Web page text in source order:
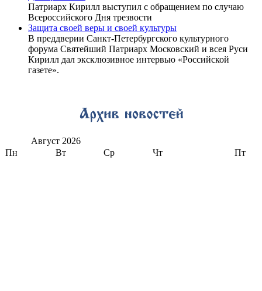
Патриарх Кирилл выступил с обращением по случаю
Всероссийского Дня трезвости
Защита своей веры и своей культуры
В преддверии Санкт-Петербургского культурного
форума Святейший Патриарх Московский и всея Руси
Кирилл дал эксклюзивное интервью «Российской
газете».
Август 2026
Пн
Вт Ср Чт Пт